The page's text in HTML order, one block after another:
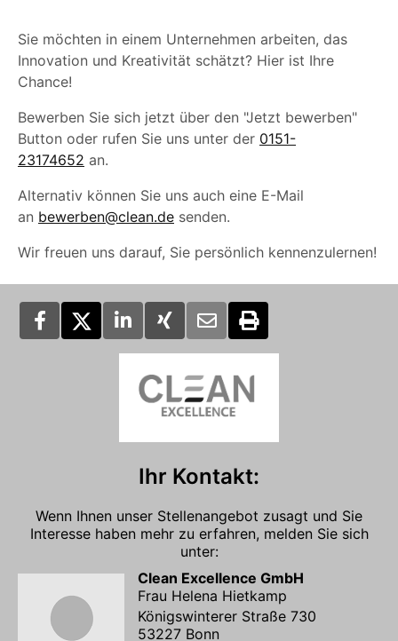
Sie möchten in einem Unternehmen arbeiten, das
Innovation und Kreativität schätzt? Hier ist Ihre
Chance!
Bewerben Sie sich jetzt über den "Jetzt bewerben"
Button oder rufen Sie uns unter der 0151-
23174652 an.
Alternativ können Sie uns auch eine E-Mail
an bewerben@clean.de senden.
Wir freuen uns darauf, Sie persönlich kennenzulernen!
Ihr Kontakt:
Wenn Ihnen unser Stellenangebot zusagt und Sie
Interesse haben mehr zu erfahren, melden Sie sich
unter:
Clean Excellence GmbH
Frau Helena Hietkamp
Königswinterer Straße 730
53227 Bonn